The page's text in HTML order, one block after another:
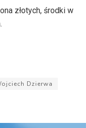
złotych, środki w
Dzierwa